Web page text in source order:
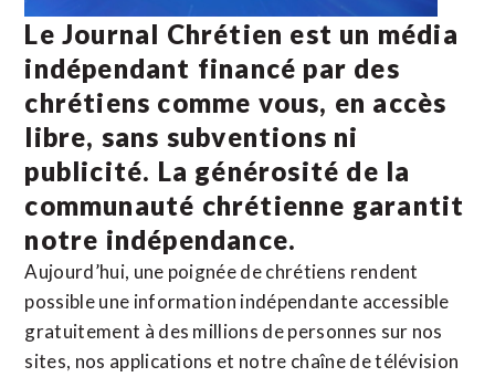
Le Journal Chrétien est un média
indépendant financé par des
chrétiens comme vous, en accès
libre, sans subventions ni
publicité. La générosité de la
communauté chrétienne garantit
notre indépendance.
Aujourd’hui, une poignée de chrétiens rendent
possible une information indépendante accessible
gratuitement à des millions de personnes sur nos
sites, nos applications et notre chaîne de télévision